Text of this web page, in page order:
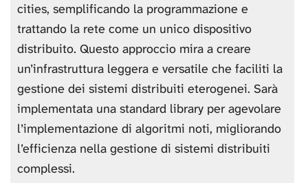
cities, semplificando la programmazione e
trattando la rete come un unico dispositivo
distribuito. Questo approccio mira a creare
un’infrastruttura leggera e versatile che faciliti la
gestione dei sistemi distribuiti eterogenei. Sarà
implementata una standard library per agevolare
l’implementazione di algoritmi noti, migliorando
l’efficienza nella gestione di sistemi distribuiti
complessi.